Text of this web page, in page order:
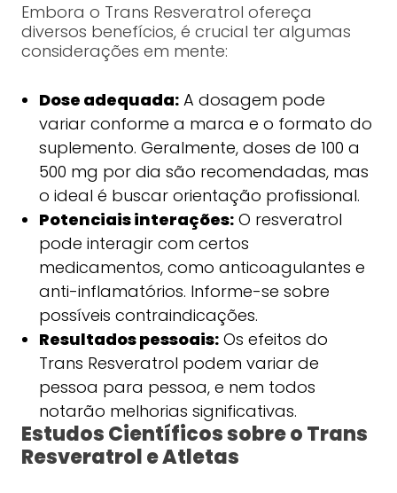
Embora o Trans Resveratrol ofereça
diversos benefícios, é crucial ter algumas
considerações em mente:
Dose adequada:A dosagem pode
variar conforme a marca e o formato do
suplemento. Geralmente, doses de 100 a
500 mg por dia são recomendadas, mas
o ideal é buscar orientação profissional.
Potenciais interações:O resveratrol
pode interagir com certos
medicamentos, como anticoagulantes e
anti-inflamatórios. Informe-se sobre
possíveis contraindicações.
Resultados pessoais:Os efeitos do
Trans Resveratrol podem variar de
pessoa para pessoa, e nem todos
notarão melhorias significativas.
Estudos Científicos sobre o Trans
Resveratrol e Atletas